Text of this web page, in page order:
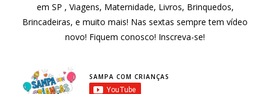
em SP , Viagens, Maternidade, Livros, Brinquedos,
Brincadeiras, e muito mais! Nas sextas sempre tem vídeo
novo! Fiquem conosco! Inscreva-se!
SAMPA COM CRIANÇAS